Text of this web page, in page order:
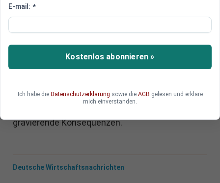
AfD verliert Sperrminorität in
angeblichem Softwarefehler
korrigiert
einem Softwarefehler. Die neue angepasste
gravierende Konsequenzen.
Deutsche Wirtschaftsnachrichten
E-mail: *
Kostenlos abonnieren »
Ich habe die Datenschutzerklärung sowie die AGB gelesen und erkläre
mich einverstanden.